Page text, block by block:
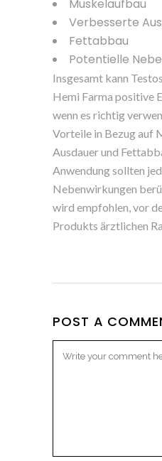
Muskelaufbau
Verbesserte
Fettabbau
Potentielle
Insgesamt kann
Hemi Farma positive
wenn es richtig
Vorteile in Bezug auf
Ausdauer und
Anwendung sollten
Nebenwirkungen
wird empfohlen, vor
Produkts ärztlichen
POST A